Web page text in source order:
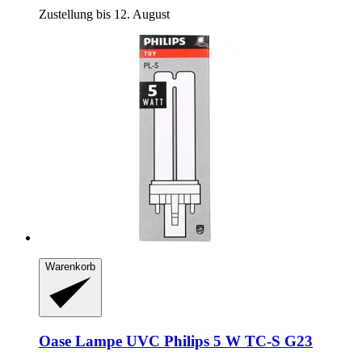
Zustellung bis 12. August
Warenkorb
Oase Lampe UVC Philips 5 W TC-​S G23